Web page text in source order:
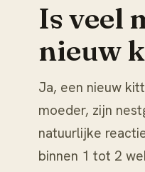
Is veel
nieuw
Ja, een nieuw
moeder, zijn
natuurlijke
binnen 1 tot 2